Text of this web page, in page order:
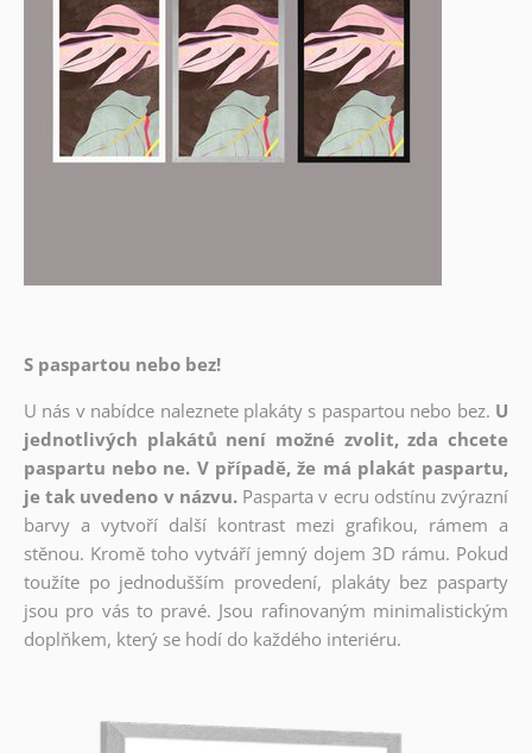
S paspartou nebo bez!
U nás v nabídce naleznete plakáty s paspartou nebo bez. U
jednotlivých plakátů není možné zvolit, zda chcete
paspartu nebo ne. V případě, že má plakát paspartu,
je tak uvedeno v názvu. Pasparta v ecru odstínu zvýrazní
barvy a vytvoří další kontrast mezi grafikou, rámem a
stěnou. Kromě toho vytváří jemný dojem 3D rámu. Pokud
toužíte po jednodušším provedení, plakáty bez pasparty
jsou pro vás to pravé. Jsou rafinovaným minimalistickým
doplňkem, který se hodí do každého interiéru.